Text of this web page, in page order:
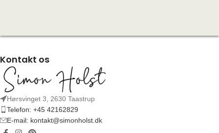
Kontakt os
Hørsvinget 3, 2630 Taastrup
Telefon: +45 42162829
E-mail: kontakt@simonholst.dk